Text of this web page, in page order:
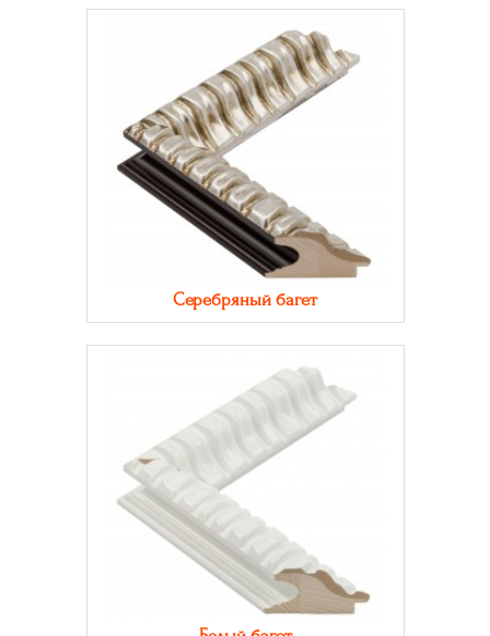
Серебряный багет